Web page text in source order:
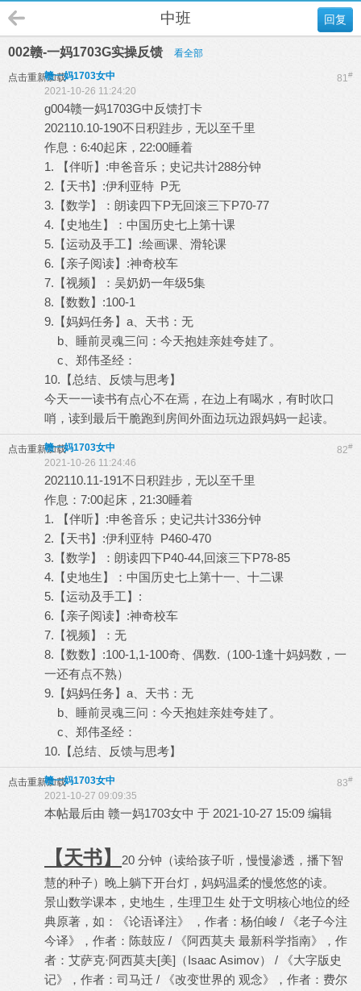
回复
中班
002赣-一妈1703G实操反馈 看全部
点击重新加载 81#
赣一妈1703女中
2021-10-26 11:24:20
g004赣一妈1703G中反馈打卡
202110.10-190不日积跬步，无以至千里
作息：6:40起床，22:00睡着
1. 【伴听】:申爸音乐；史记共计288分钟
2.【天书】:伊利亚特 P无
3.【数学】：朗读四下P无回滚三下P70-77
4.【史地生】：中国历史七上第十课
5.【运动及手工】:绘画课、滑轮课
6.【亲子阅读】:神奇校车
7.【视频】：吴奶奶一年级5集
8.【数数】:100-1
9.【妈妈任务】a、天书：无
b、睡前灵魂三问：今天抱娃亲娃夸娃了。
c、郑伟圣经：
10.【总结、反馈与思考】
今天一一读书有点心不在焉，在边上有喝水，有时吹口
哨，读到最后干脆跑到房间外面边玩边跟妈妈一起读。
点击重新加载 82#
赣一妈1703女中
2021-10-26 11:24:46
202110.11-191不日积跬步，无以至千里
作息：7:00起床，21:30睡着
1. 【伴听】:申爸音乐；史记共计336分钟
2.【天书】:伊利亚特 P460-470
3.【数学】：朗读四下P40-44,回滚三下P78-85
4.【史地生】：中国历史七上第十一、十二课
5.【运动及手工】:
6.【亲子阅读】:神奇校车
7.【视频】：无
8.【数数】:100-1,1-100奇、偶数.（100-1逢十妈妈数，一
一还有点不熟）
9.【妈妈任务】a、天书：无
b、睡前灵魂三问：今天抱娃亲娃夸娃了。
c、郑伟圣经：
10.【总结、反馈与思考】
点击重新加载 83#
赣一妈1703女中
2021-10-27 09:09:35
本帖最后由 赣一妈1703女中 于 2021-10-27 15:09 编辑
【天书】
20 分钟（读给孩子听，慢慢渗透，播下智
慧的种子）晚上躺下开台灯，妈妈温柔的慢悠悠的读。
景山数学课本，史地生，生理卫生 处于文明核心地位的经
典原著，如：《论语译注》 ，作者：杨伯峻 / 《老子今注
今译》，作者：陈鼓应 / 《阿西莫夫 最新科学指南》，作
者：艾萨克·阿西莫夫[美]（Isaac Asimov） / 《大字版史
记》，作者：司马迁 / 《改变世界的 观念》，作者：费尔